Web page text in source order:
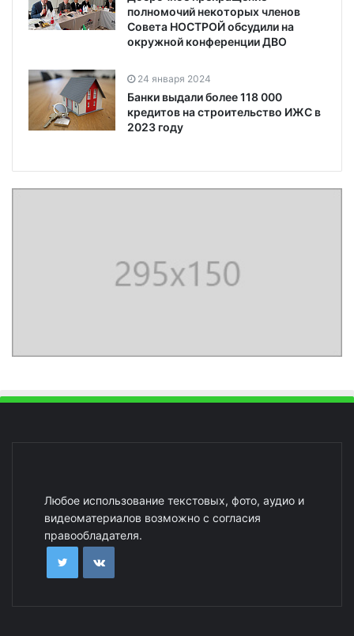
полномочий некоторых членов
Совета НОСТРОЙ обсудили на
окружной конференции ДВО
24 января 2024
Банки выдали более 118 000
кредитов на строительство ИЖС в
2023 году
Любое использование текстовых, фото, аудио и
видеоматериалов возможно с согласия
правообладателя.